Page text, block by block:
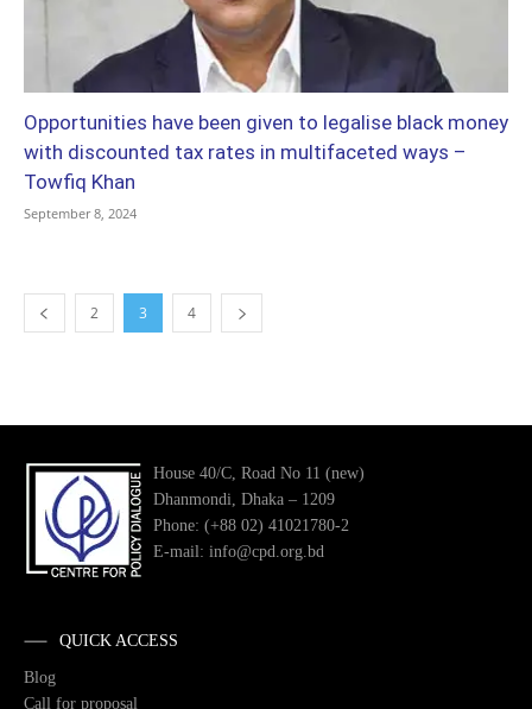
Opportunities have been given to legalise black money
with discounted tax rates in multifaceted ways –
Towfiq Khan
September 8, 2024
2 3 4
House 40/C, Road No 11 (new)
Dhanmondi, Dhaka – 1209
Phone: (+88 02) 41021780-2
E-mail: info@cpd.org.bd
QUICK ACCESS
Blog
Call for proposal